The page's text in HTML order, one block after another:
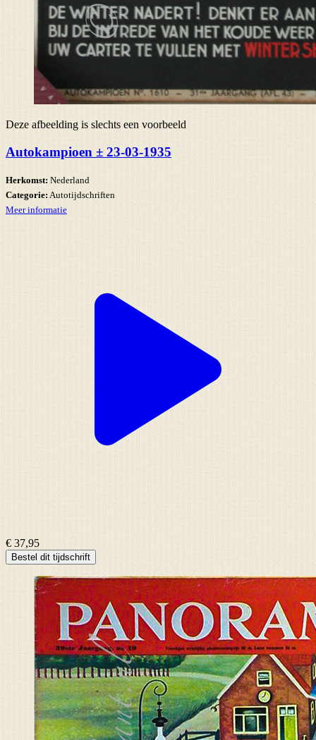
Deze afbeelding is slechts een voorbeeld
Autokampioen ± 23-03-1935
Herkomst: Nederland
Categorie: Autotijdschriften
Meer informatie
€ 37,95
Bestel dit tijdschrift